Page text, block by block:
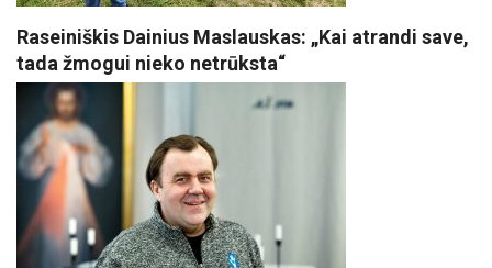
Raseiniškis Dainius Maslauskas: „Kai atrandi save,
tada žmogui nieko netrūksta“